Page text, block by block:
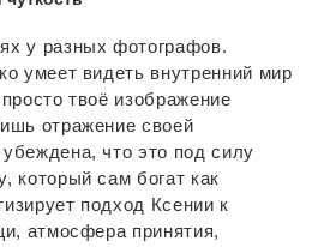
у разных фотографов.
умеет видеть внутренний мир
твоё изображение
отражение своей
что это под силу
который сам богат как
подход Ксении к
атмосфера принятия,